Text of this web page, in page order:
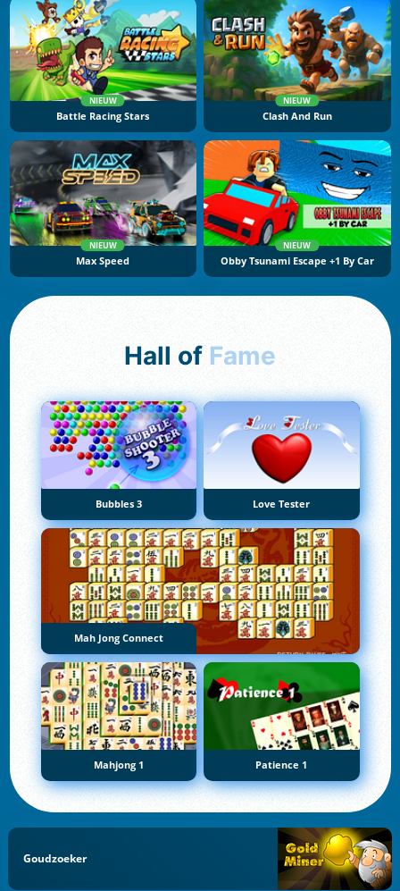
NIEUW
Battle Racing Stars
NIEUW
Clash And Run
NIEUW
Max Speed
NIEUW
Obby Tsunami Escape +1 By Car
Hall of Fame
Bubbles 3 Love Tester
Mah Jong Connect
Mahjong 1 Patience 1
Goudzoeker